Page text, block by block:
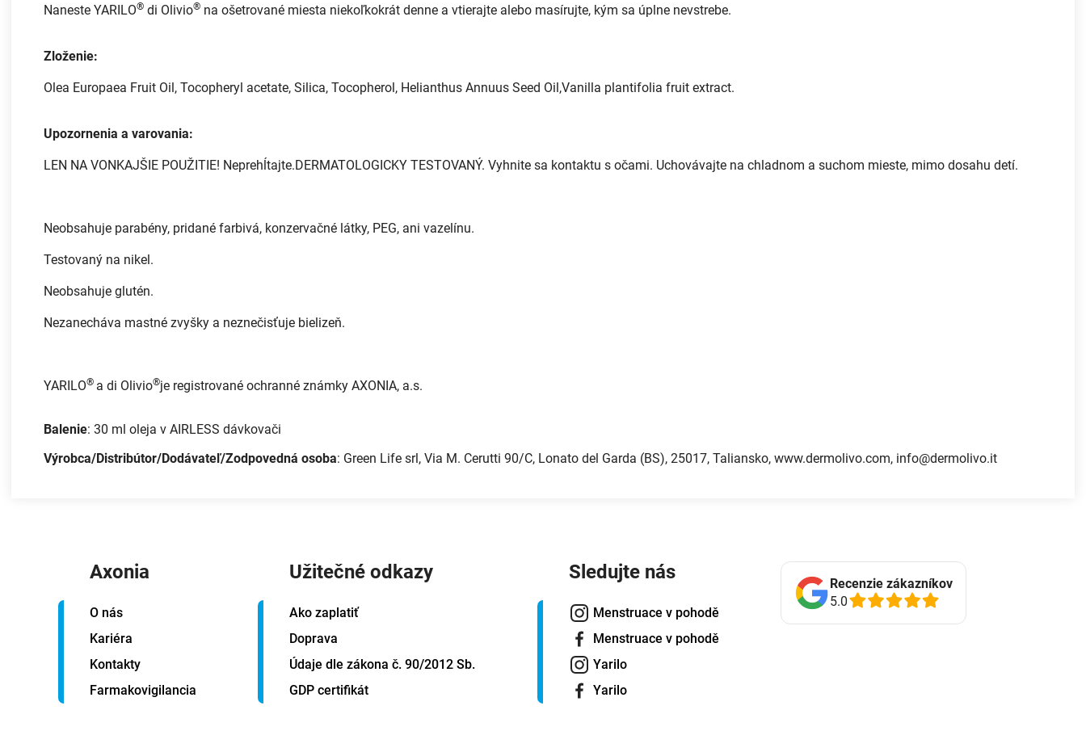
Naneste YARILO® di Olivio® na ošetrované miesta niekoľkokrát denne a vtierajte alebo masírujte, kým sa úplne nevstrebe.
Zloženie:
Olea Europaea Fruit Oil, Tocopheryl acetate, Silica, Tocopherol, Helianthus Annuus Seed Oil,Vanilla plantifolia fruit extract.
Upozornenia a varovania:
LEN NA VONKAJŠIE POUŽITIE! Neprehĺtajte.DERMATOLOGICKY TESTOVANÝ. Vyhnite sa kontaktu s očami. Uchovávajte na chladnom a suchom mieste, mimo dosahu detí.
Neobsahuje parabény, pridané farbivá, konzervačné látky, PEG, ani vazelínu.
Testovaný na nikel.
Neobsahuje glutén.
Nezanecháva mastné zvyšky a neznečisťuje bielizeň.
YARILO® a di Olivio®je registrované ochranné známky AXONIA, a.s.
Balenie: 30 ml oleja v AIRLESS dávkovači
Výrobca/Distribútor/Dodávateľ/Zodpovedná osoba: Green Life srl, Via M. Cerutti 90/C, Lonato del Garda (BS), 25017, Taliansko, www.dermolivo.com, info@dermolivo.it
Axonia
O nás
Kariéra
Kontakty
Farmakovigilancia
Užitečné odkazy
Ako zaplatiť
Doprava
Údaje dle zákona č. 90/2012 Sb.
GDP certifikát
Sledujte nás
Menstruace v pohodě
Menstruace v pohodě
Yarilo
Yarilo
Recenzie zákazníkov
5.0